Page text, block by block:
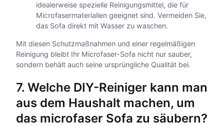
idealerweise spezielle Reinigungsmittel, die für
Microfasermaterialien geeignet sind. Vermeiden Sie,
das Sofa direkt mit Wasser zu waschen.
Mit diesen Schutzmaßnahmen und einer regelmäßigen
Reinigung bleibt Ihr Microfaser-Sofa nicht nur sauber,
sondern behält auch seine ursprüngliche Qualität bei.
7. Welche DIY-Reiniger kann man
aus dem Haushalt machen, um
das microfaser Sofa zu säubern?